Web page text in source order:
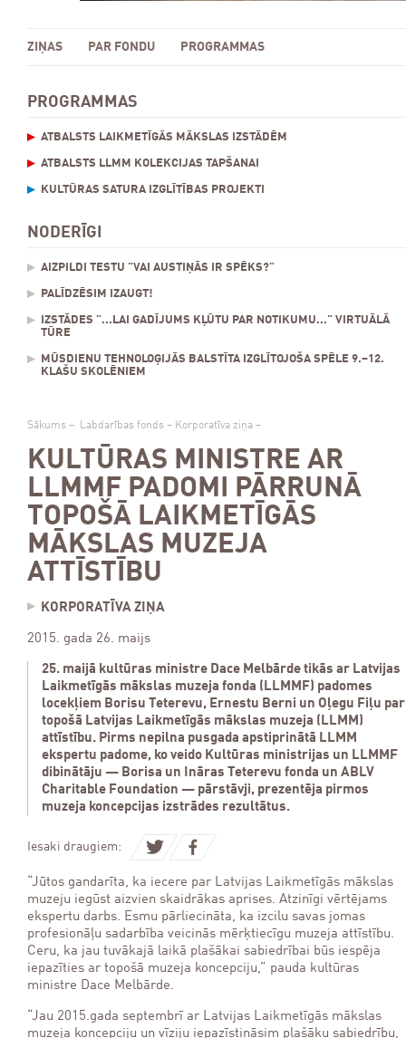
ZIŅAS PAR FONDU PROGRAMMAS
PROGRAMMAS
ATBALSTS LAIKMETĪGĀS MĀKSLAS IZSTĀDĒM
ATBALSTS LLMM KOLEKCIJAS TAPŠANAI
KULTŪRAS SATURA IZGLĪTĪBAS PROJEKTI
NODERĪGI
AIZPILDI TESTU "VAI AUSTIŅĀS IR SPĒKS?"
PALĪDZĒSIM IZAUGT!
IZSTĀDES "...LAI GADĪJUMS KĻŪTU PAR NOTIKUMU..." VIRTUĀLĀ
TŪRE
MŪSDIENU TEHNOLOĢIJĀS BALSTĪTA IZGLĪTOJOŠA SPĒLE 9.–12.
KLAŠU SKOLĒNIEM
Sākums – Labdarības fonds – Korporatīva ziņa –
KULTŪRAS MINISTRE AR
LLMMF PADOMI PĀRRUNĀ
TOPOŠĀ LAIKMETĪGĀS
MĀKSLAS MUZEJA
ATTĪSTĪBU
KORPORATĪVA ZIŅA
2015. gada 26. maijs
25. maijā kultūras ministre Dace Melbārde tikās ar Latvijas
Laikmetīgās mākslas muzeja fonda (LLMMF) padomes
locekļiem Borisu Teterevu, Ernestu Berni un Oļegu Fiļu par
topošā Latvijas Laikmetīgās mākslas muzeja (LLMM)
attīstību. Pirms nepilna pusgada apstiprinātā LLMM
ekspertu padome, ko veido Kultūras ministrijas un LLMMF
dibinātāju — Borisa un Ināras Teterevu fonda un ABLV
Charitable Foundation — pārstāvji, prezentēja pirmos
muzeja koncepcijas izstrādes rezultātus.
Iesaki draugiem:
“Jūtos gandarīta, ka iecere par Latvijas Laikmetīgās mākslas
muzeju iegūst aizvien skaidrākas aprises. Atzinīgi vērtējams
ekspertu darbs. Esmu pārliecināta, ka izcilu savas jomas
profesionāļu sadarbība veicinās mērķtiecīgu muzeja attīstību.
Ceru, ka jau tuvākajā laikā plašākai sabiedrībai būs iespēja
iepazīties ar topošā muzeja koncepciju,” pauda kultūras
ministre Dace Melbārde.
“Jau 2015.gada septembrī ar Latvijas Laikmetīgās mākslas
muzeja koncepciju un vīziju iepazīstināsim plašāku sabiedrību,